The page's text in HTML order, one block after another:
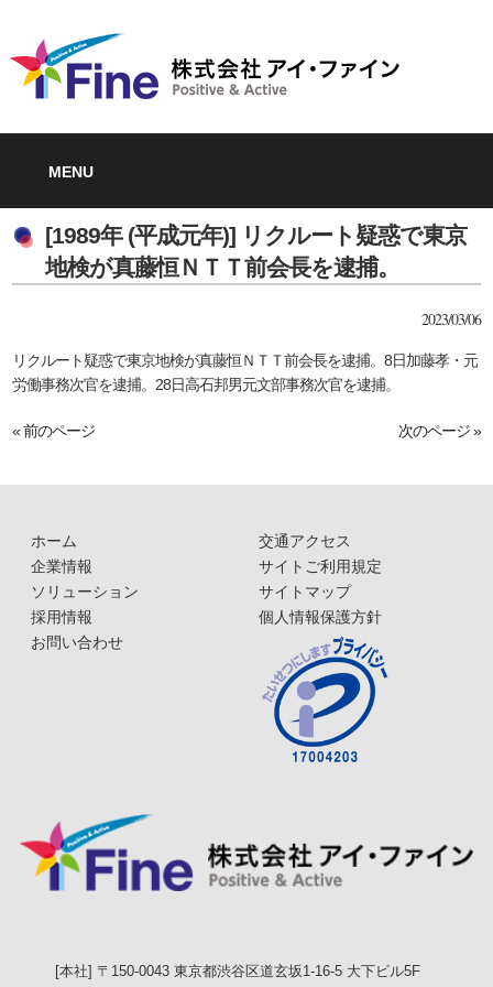
MENU
[1989年 (平成元年)] リクルート疑惑で東京
地検が真藤恒ＮＴＴ前会長を逮捕。
2023/03/06
リクルート疑惑で東京地検が真藤恒ＮＴＴ前会長を逮捕。8日加藤孝・元
労働事務次官を逮捕。28日高石邦男元文部事務次官を逮捕。
« 前のページ 次のページ »
ホーム
企業情報
ソリューション
採用情報
お問い合わせ
交通アクセス
サイトご利用規定
サイトマップ
個人情報保護方針
[本社] 〒150-0043 東京都渋谷区道玄坂1-16-5 大下ビル5F